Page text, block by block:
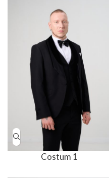
Costum 1